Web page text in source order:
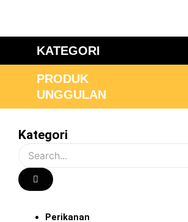
content
KATEGORI
PRODUK
UNGGULAN
Kategori
Perikanan